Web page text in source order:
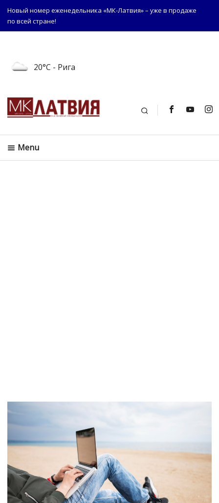
Новый номер еженедельника «МК-Латвия» – уже в продаже
по всей стране!
20°C - Рига
Поиск
Menu